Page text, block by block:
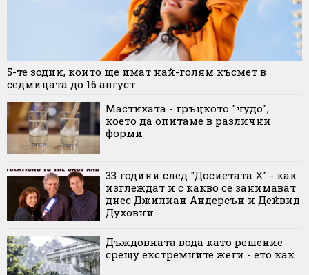
5-те зодии, които ще имат най-голям късмет в
седмицата до 16 август
Мастихата - гръцкото "чудо",
което да опитаме в различни
форми
33 години след "Досиетата X" - как
изглеждат и с какво се занимават
днес Джилиан Андерсън и Дейвид
Духовни
Дъждовната вода като решение
срещу екстремните жеги - ето как